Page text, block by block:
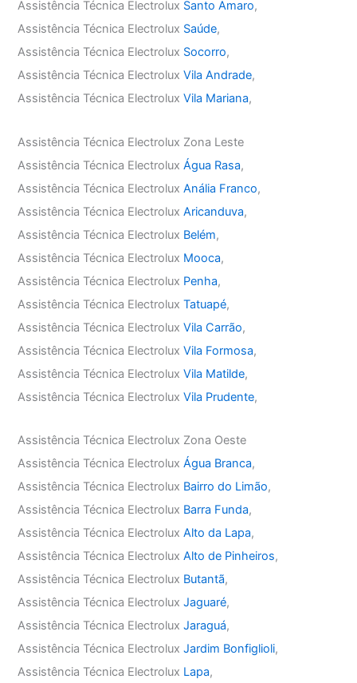
Assistência Técnica Electrolux Santo Amaro,
Assistência Técnica Electrolux Saúde,
Assistência Técnica Electrolux Socorro,
Assistência Técnica ElectroluxVila Andrade,
Assistência Técnica ElectroluxVila Mariana,
Assistência Técnica Electrolux Zona Leste
Assistência Técnica ElectroluxÁgua Rasa,
Assistência Técnica ElectroluxAnália Franco,
Assistência Técnica ElectroluxAricanduva,
Assistência Técnica Electrolux Belém,
Assistência Técnica Electrolux Mooca,
Assistência Técnica Electrolux Penha,
Assistência Técnica ElectroluxTatuapé,
Assistência Técnica ElectroluxVila Carrão,
Assistência Técnica ElectroluxVila Formosa,
Assistência Técnica ElectroluxVila Matilde,
Assistência Técnica ElectroluxVila Prudente,
Assistência Técnica Electrolux Zona Oeste
Assistência Técnica ElectroluxÁgua Branca,
Assistência Técnica Electrolux Bairro do Limão,
Assistência Técnica Electrolux Barra Funda,
Assistência Técnica ElectroluxAlto da Lapa,
Assistência Técnica ElectroluxAlto de Pinheiros,
Assistência Técnica Electrolux Butantã,
Assistência Técnica ElectroluxJaguaré,
Assistência Técnica ElectroluxJaraguá,
Assistência Técnica ElectroluxJardim Bonfiglioli,
Assistência Técnica Electrolux Lapa,